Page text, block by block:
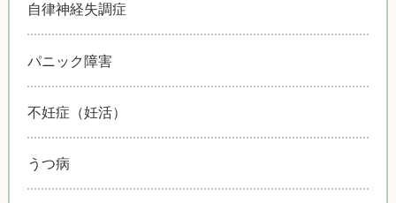
自律神経失調症
パニック障害
不妊症（妊活）
うつ病